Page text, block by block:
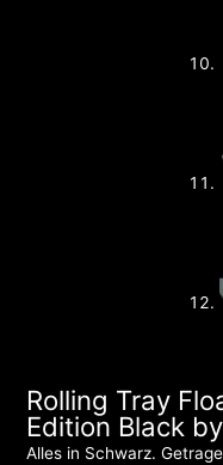
Rolling Tray
Edition Black
Alles in Schwarz.